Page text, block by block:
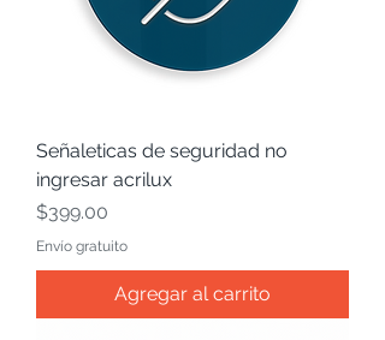
Señaleticas de seguridad no
ingresar acrilux
Precio
$399.00
Envío gratuito
Agregar al carrito